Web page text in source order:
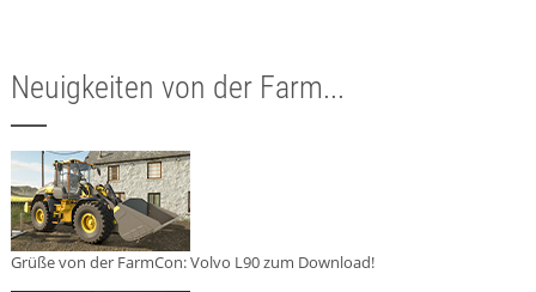
Neuigkeiten von der Farm...
Grüße von der FarmCon: Volvo L90 zum Download!